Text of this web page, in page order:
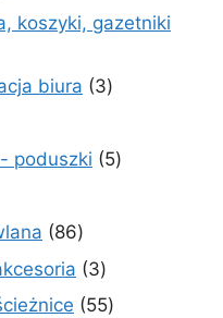
produktów
koszyki, gazetniki
biura 33
poduszki 55
8686
produktów
33
produkty
5555